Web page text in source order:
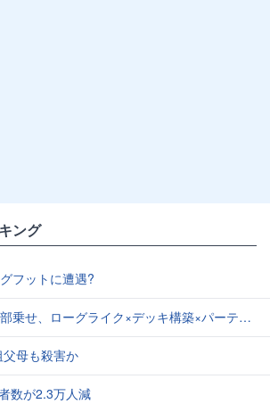
ング
フットに遭遇?
グライク×デッキ構築×パーティ制RPGの「Chrono Ark」を遊んでみた
母も殺害か
数が2.3万人減